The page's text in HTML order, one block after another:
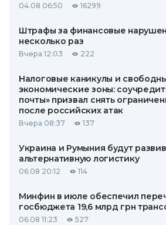
04.08 06:50 16299
Штрафы за финансовые
несколько раз
Вчера 12:03 222
Налоговые каникулы и
экономические зоны:
почты» призвал снять
после российских атак
Вчера 08:37 137
Украина и Румыния будут
альтернативную логистику
06.08 20:12 114
Минфин в июле обеспечил
госбюджета 19,6 млрд грн
06.08 11:23 527